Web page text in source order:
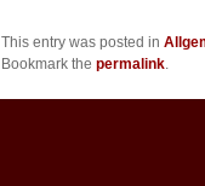
This entry was posted in
Bookmark the permalink.